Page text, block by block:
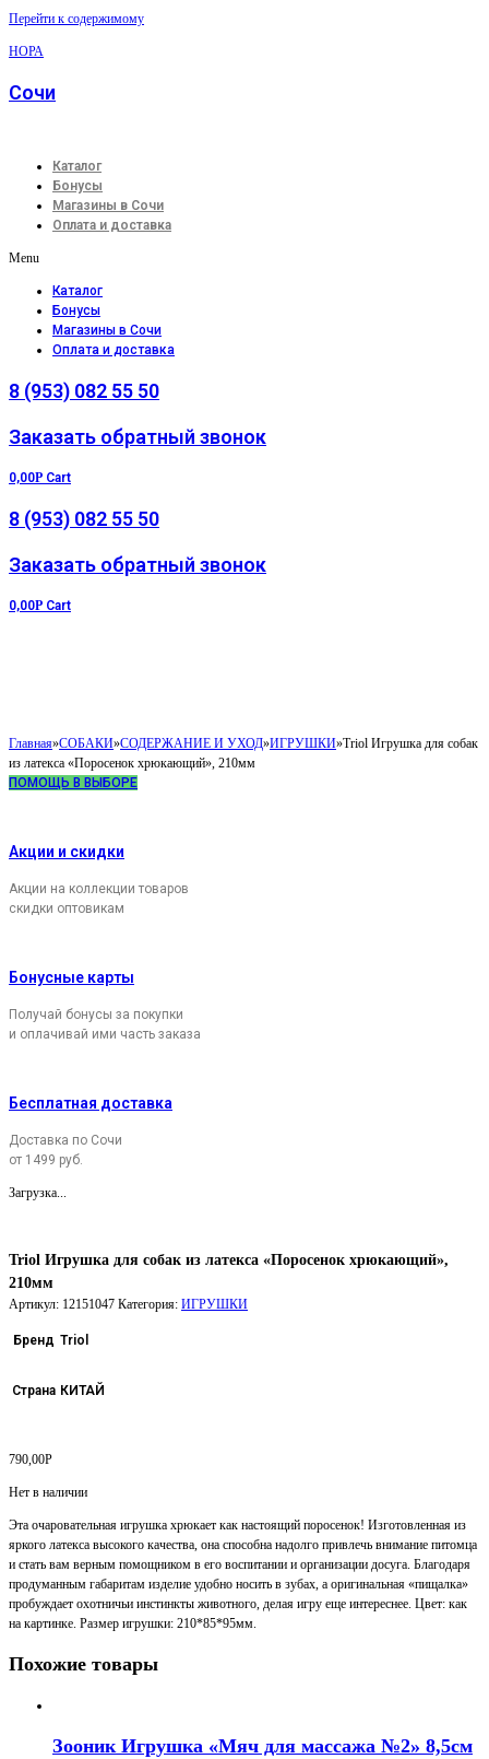
Перейти к содержимому
НОРА
Сочи
Каталог
Бонусы
Магазины в Сочи
Оплата и доставка
Menu
Каталог
Бонусы
Магазины в Сочи
Оплата и доставка
8 (953) 082 55 50
Заказать обратный звонок
0,00Р Cart
8 (953) 082 55 50
Заказать обратный звонок
0,00Р Cart
Главная»СОБАКИ»СОДЕРЖАНИЕ И УХОД»ИГРУШКИ»Triol Игрушка для собак
из латекса «Поросенок хрюкающий», 210мм
ПОМОЩЬ В ВЫБОРЕ
Акции и скидки
Акции на коллекции товаров
скидки оптовикам
Бонусные карты
Получай бонусы за покупки
и оплачивай ими часть заказа
Бесплатная доставка
Доставка по Сочи
от 1499 руб.
Загрузка...
Triol Игрушка для собак из латекса «Поросенок хрюкающий»,
210мм
Артикул: 12151047 Категория: ИГРУШКИ
Бренд Triol
Страна КИТАЙ
790,00Р
Нет в наличии
Эта очаровательная игрушка хрюкает как настоящий поросенок! Изготовленная из
яркого латекса высокого качества, она способна надолго привлечь внимание питомца
и стать вам верным помощником в его воспитании и организации досуга. Благодаря
продуманным габаритам изделие удобно носить в зубах, а оригинальная «пищалка»
пробуждает охотничьи инстинкты животного, делая игру еще интереснее. Цвет: как
на картинке. Размер игрушки: 210*85*95мм.
Похожие товары
Зооник Игрушка «Мяч для массажа №2» 8,5см